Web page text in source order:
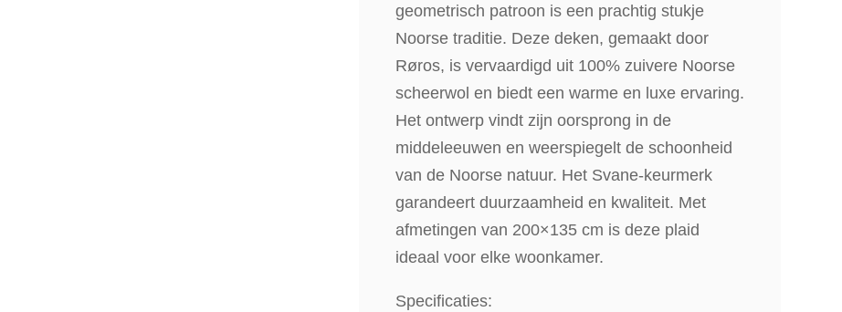
geometrisch patroon is een prachtig stukje
Noorse traditie. Deze deken, gemaakt door
Røros, is vervaardigd uit 100% zuivere Noorse
scheerwol en biedt een warme en luxe ervaring.
Het ontwerp vindt zijn oorsprong in de
middeleeuwen en weerspiegelt de schoonheid
van de Noorse natuur. Het Svane-keurmerk
garandeert duurzaamheid en kwaliteit. Met
afmetingen van 200×135 cm is deze plaid
ideaal voor elke woonkamer.
Specificaties: